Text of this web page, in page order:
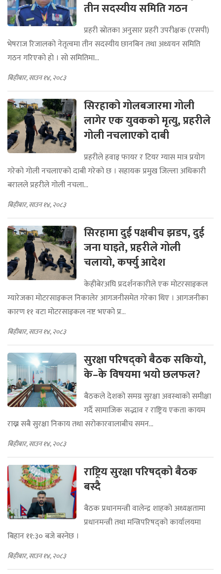
तीन सदस्यीय समिति गठन
प्रहरी स्रोतका अनुसार प्रहरी उपरीक्षक (एसपी)
भेषराज रिजालको नेतृत्वमा तीन सदस्यीय छानबिन तथा अध्ययन समिति
गठन गरिएको हो । सो समितिमा...
बिहीबार, साउन १४, २०८३
सिरहाको गोलबजारमा गोली
लागेर एक युवकको मृत्यु, प्रहरीले
गोली नचलाएको दाबी
प्रहरीले हवाइ फायर र टियर ग्यास मात्र प्रयोग
गरेको गोली नचलाएको दाबी गरेको छ । सहायक प्रमुख जिल्ला अधिकारी
बरालले प्रहरीले गोली नचला...
बिहीबार, साउन १४, २०८३
सिरहामा दुई पक्षबीच झडप, दुई
जना घाइते, प्रहरीले गोली
चलायो, कर्फ्यु आदेश
केहीबेरअघि प्रदर्शनकारीले एक मोटरसाइकल
ग्यारेजका मोटरसाइकल निकालेर आगजनीसमेत गरेका थिए । आगजनीका
कारण ११ वटा मोटरसाइकल नष्ट भएको प्र...
बिहीबार, साउन १४, २०८३
सुरक्षा परिषद्को बैठक सकियो,
के–के विषयमा भयो छलफल?
बैठकले देशको समग्र सुरक्षा अवस्थाको समीक्षा
गर्दै सामाजिक सद्भाव र राष्ट्रिय एकता कायम
राख्न सबै सुरक्षा निकाय तथा सरोकारवालाबीच समन...
बिहीबार, साउन १४, २०८३
राष्ट्रिय सुरक्षा परिषद्को बैठक
बस्दै
बैठक प्रधानमन्त्री वालेन्द्र शाहको अध्यक्षतामा
प्रधानमन्त्री तथा मन्त्रिपरिषद्को कार्यालयमा
बिहान ११:३० बजे बस्नेछ ।
बिहीबार, साउन १४, २०८३